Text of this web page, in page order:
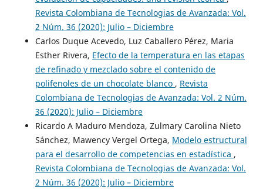
Revista Colombiana de Tecnologias de Avanzada: Vol.
2 Núm. 36 (2020): Julio – Diciembre
Carlos Duque Acevedo, Luz Caballero Pérez, Maria
Esther Rivera, Efecto de la temperatura en las etapas
de refinado y mezclado sobre el contenido de
polifenoles de un chocolate blanco , Revista
Colombiana de Tecnologias de Avanzada: Vol. 2 Núm.
36 (2020): Julio – Diciembre
Ricardo A Maduro Mendoza, Zulmary Carolina Nieto
Sánchez, Mawency Vergel Ortega, Modelo estructural
para el desarrollo de competencias en estadística ,
Revista Colombiana de Tecnologias de Avanzada: Vol.
2 Núm. 36 (2020): Julio – Diciembre